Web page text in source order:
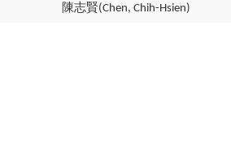
陳志賢(Chen, Chih-Hsien)